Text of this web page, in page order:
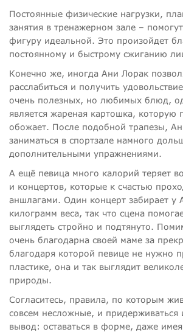
Постоянные физические нагрузки,
занятия в тренажерном зале –
фигуру идеальной. Это произойдет
постоянному и быстрому сжиганию
Конечно же, иногда Ани Лорак
расслабиться и получить
очень полезных, но любимых блюд,
является жареная картошка, которую
обожает. После подобной трапезы,
заниматься в спортзале намного
дополнительными упражнениями.
А ещё певица много калорий теряет
и концертов, которые к счастью
аншлагами. Один концерт забирает у
килограмм веса, так что сцена
выглядеть стройно и подтянуто.
очень благодарна своей маме за
благодаря которой певице не нужно
пластике, она и так выглядит
природы.
Согласитесь, правила, по которым
совсем несложные, и придерживаться
вывод: оставаться в форме, даже